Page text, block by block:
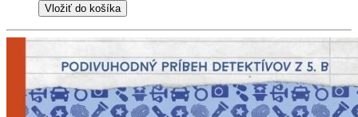
Vložiť do košíka